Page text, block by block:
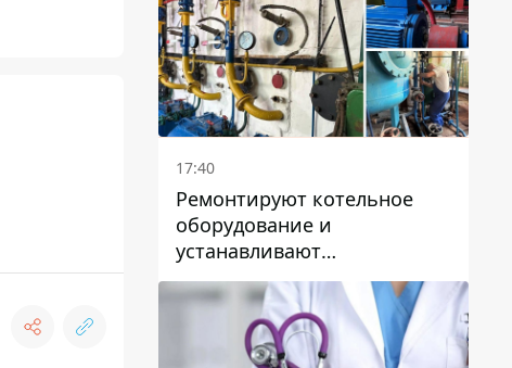
17:40
Ремонтируют котельное
оборудование и
устанавливают
генераторные установки:
как в Днепре готовятся к
отопительному сезону